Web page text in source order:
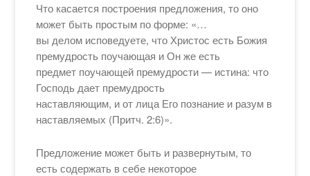
Что касается построения предложения, то оно
может быть простым по форме: «…
вы делом исповедуете, что Христос есть Божия
премудрость поучающая и Он же есть
предмет поучающей премудрости — истина: что
Господь дает премудрость
наставляющим, и от лица Его познание и разум в
наставляемых (Притч. 2:6)».
Предложение может быть и развернутым, то
есть содержать в себе некоторое